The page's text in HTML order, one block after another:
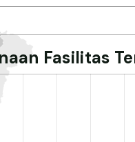
Fasilitas